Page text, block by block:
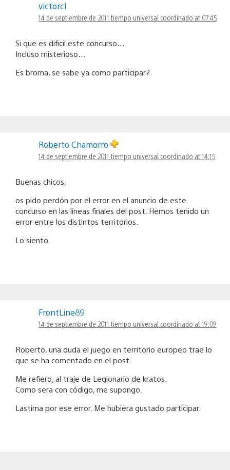
victorcl
14 de septiembre de 2011 tiempo universal coordinado at 07:45
Si que es dificil este concurso…
Incluso misterioso…
Es broma, se sabe ya como participar?
Roberto Chamorro
14 de septiembre de 2011 tiempo universal coordinado at 14:15
Buenas chicos,
os pido perdón por el error en el anuncio de este
concurso en las líneas finales del post. Hemos tenido un
error entre los distintos territorios.
Lo siento
FrontLine89
14 de septiembre de 2011 tiempo universal coordinado at 19:09
Roberto, una duda el juego en territorio europeo trae lo
que se ha comentado en el post.
Me refiero, al traje de Legionario de kratos.
Como sera con código, me supongo.
Lastima por ese error. Me hubiera gustado participar.